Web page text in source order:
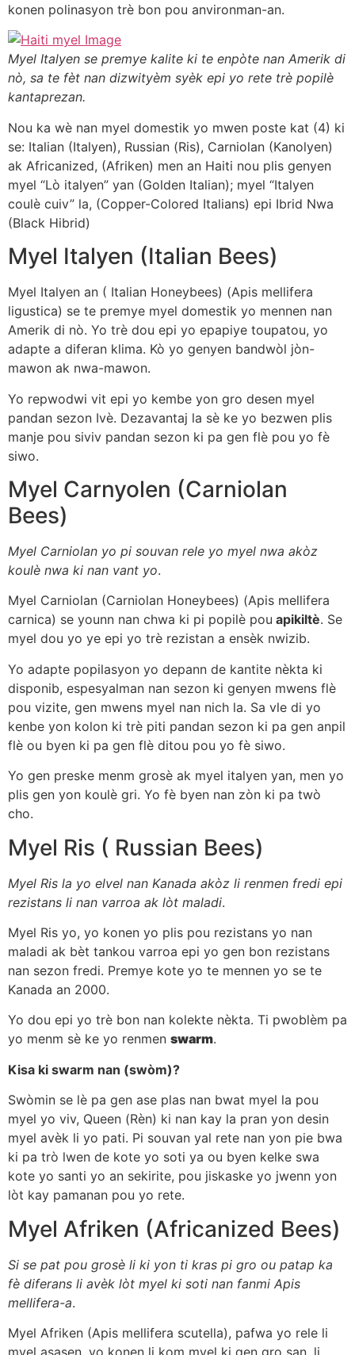
konen polinasyon trè bon pou anvironman-an.
Myel Italyen se premye kalite ki te enpòte nan Amerik di
nò, sa te fèt nan dizwityèm syèk epi yo rete trè popilè
kantaprezan.
Nou ka wè nan myel domestik yo mwen poste kat (4) ki
se: Italian (Italyen), Russian (Ris), Carniolan (Kanolyen)
ak Africanized, (Afriken) men an Haiti nou plis genyen
myel “Lò italyen” yan (Golden Italian); myel “Italyen
coulè cuiv” la, (Copper-Colored Italians) epi Ibrid Nwa
(Black Hibrid)
Myel Italyen (Italian Bees)
Myel Italyen an ( Italian Honeybees) (Apis mellifera
ligustica) se te premye myel domestik yo mennen nan
Amerik di nò. Yo trè dou epi yo epapiye toupatou, yo
adapte a diferan klima. Kò yo genyen bandwòl jòn-
mawon ak nwa-mawon.
Yo repwodwi vit epi yo kembe yon gro desen myel
pandan sezon Ivè. Dezavantaj la sè ke yo bezwen plis
manje pou siviv pandan sezon ki pa gen flè pou yo fè
siwo.
Myel Carnyolen (Carniolan
Bees)
Myel Carniolan yo pi souvan rele yo myel nwa akòz
koulè nwa ki nan vant yo.
Myel Carniolan (Carniolan Honeybees) (Apis mellifera
carnica) se younn nan chwa ki pi popilè pou apikiltè. Se
myel dou yo ye epi yo trè rezistan a ensèk nwizib.
Yo adapte popilasyon yo depann de kantite nèkta ki
disponib, espesyalman nan sezon ki genyen mwens flè
pou vizite, gen mwens myel nan nich la. Sa vle di yo
kenbe yon kolon ki trè piti pandan sezon ki pa gen anpil
flè ou byen ki pa gen flè ditou pou yo fè siwo.
Yo gen preske menm grosè ak myel italyen yan, men yo
plis gen yon koulè gri. Yo fè byen nan zòn ki pa twò
cho.
Myel Ris ( Russian Bees)
Myel Ris la yo elvel nan Kanada akòz li renmen fredi epi
rezistans li nan varroa ak lòt maladi.
Myel Ris yo, yo konen yo plis pou rezistans yo nan
maladi ak bèt tankou varroa epi yo gen bon rezistans
nan sezon fredi. Premye kote yo te mennen yo se te
Kanada an 2000.
Yo dou epi yo trè bon nan kolekte nèkta. Ti pwoblèm pa
yo menm sè ke yo renmen swarm.
Kisa ki swarm nan (swòm)?
Swòmin se lè pa gen ase plas nan bwat myel la pou
myel yo viv, Queen (Rèn) ki nan kay la pran yon desin
myel avèk li yo pati. Pi souvan yal rete nan yon pie bwa
ki pa trò lwen de kote yo soti ya ou byen kelke swa
kote yo santi yo an sekirite, pou jiskaske yo jwenn yon
lòt kay pamanan pou yo rete.
Myel Afriken (Africanized Bees)
Si se pat pou grosè li ki yon ti kras pi gro ou patap ka
fè diferans li avèk lòt myel ki soti nan fanmi Apis
mellifera-a.
Myel Afriken (Apis mellifera scutella), pafwa yo rele li
myel asasen, yo konen li kom myel ki gen gro san, li